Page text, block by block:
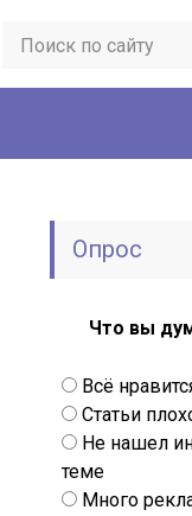
Опрос
Что вы
Всё
Статьи
Не нашел
теме
Много